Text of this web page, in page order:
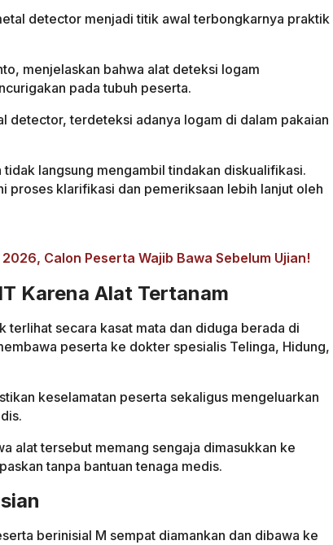
detector menjadi titik awal terbongkarnya praktik
menjelaskan bahwa alat deteksi logam
pada tubuh peserta.
detector, terdeteksi adanya logam di dalam pakaian
langsung mengambil tindakan diskualifikasi.
proses klarifikasi dan pemeriksaan lebih lanjut oleh
Calon Peserta Wajib Bawa Sebelum Ujian!
Karena Alat Tertanam
terlihat secara kasat mata dan diduga berada di
peserta ke dokter spesialis Telinga, Hidung,
keselamatan peserta sekaligus mengeluarkan
alat tersebut memang sengaja dimasukkan ke
tanpa bantuan tenaga medis.
berinisial M sempat diamankan dan dibawa ke